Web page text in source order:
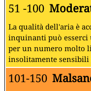
51 -100
La qualità dell'aria è
inquinanti può esserci
per un numero molto
insolitamente
101-150